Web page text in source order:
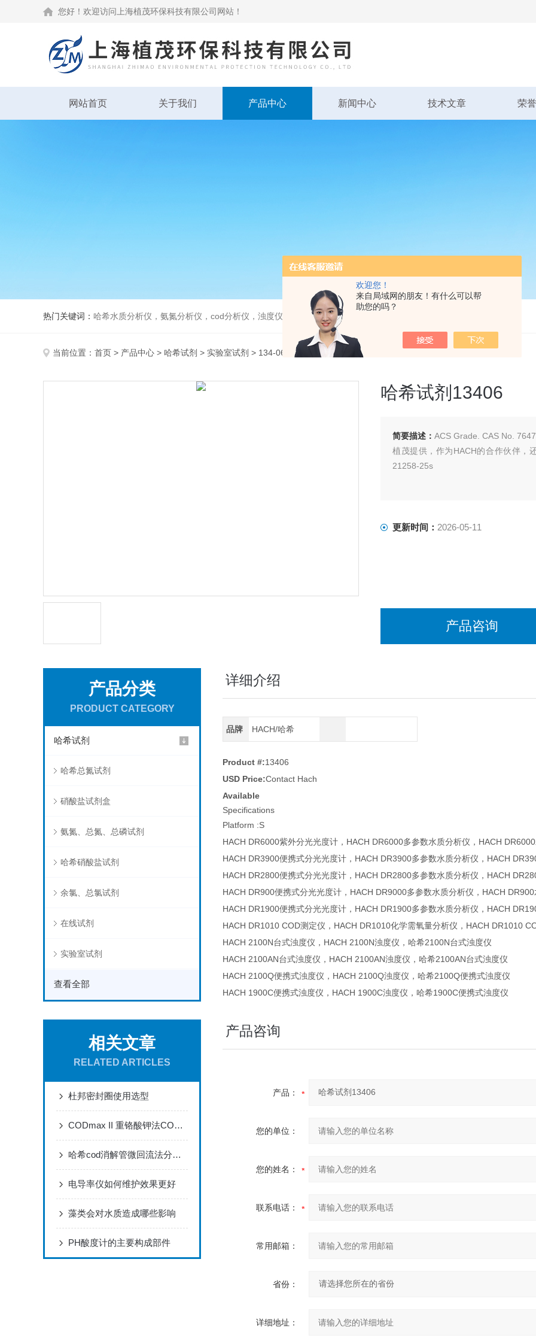
欢迎您！
来自局域网的朋友！有什么可以帮
助您的吗？
您好！欢迎访问上海植茂环保科技有限公司网站！
网站首页 关于我们 产品中心 新闻中心 技术文章 荣
热门关键词： 哈希水质分析仪，氨氮分析仪，cod分析仪，浊度仪，bod分析仪，溶解氧分析仪
当前位置： 首页 > 产品中心 > 哈希试剂 > 实验室试剂 > 134-06哈希试剂13406
哈希试剂13406
简要描述：ACS Grade. CAS No.
植茂提供，作为HACH的合作伙伴，
21258-25s
更新时间： 2026-05-11
产品咨询
产品分类
PRODUCT CATEGORY
哈希试剂
哈希总氮试剂
硝酸盐试剂盒
氨氮、总氮、总磷试剂
哈希硝酸盐试剂
余氯、总氯试剂
在线试剂
实验室试剂
查看全部
相关文章
RELATED ARTICLES
杜邦密封圈使用选型
CODmax II 重铬酸钾法COD分析仪器
哈希cod消解管微回流法分析步骤
电导率仪如何维护效果更好
藻类会对水质造成哪些影响
PH酸度计的主要构成部件
详细介绍
品牌 HACH/哈希
Product #:13406
USD Price:Contact Hach
Available
Specifications
Platform :S
HACH DR6000紫外分光光度计，HACH DR6000多参数水质分析仪，HACH
HACH DR3900便携式分光光度计，HACH DR3900多参数水质分析仪，HACH
HACH DR2800便携式分光光度计，HACH DR2800多参数水质分析仪，HACH
HACH DR900便携式分光光度计，HACH DR9000多参数水质分析仪，HACH
HACH DR1900便携式分光光度计，HACH DR1900多参数水质分析仪，HACH
HACH DR1010 COD测定仪，HACH DR1010化学需氧量分析仪，HACH DR1010
HACH 2100N台式浊度仪，HACH 2100N浊度仪，哈希2100N台式浊度仪
HACH 2100AN台式浊度仪，HACH 2100AN浊度仪，哈希2100AN台式浊度仪
HACH 2100Q便携式浊度仪，HACH 2100Q浊度仪，哈希2100Q便携式浊度仪
HACH 1900C便携式浊度仪，HACH 1900C浊度仪，哈希1900C便携式浊度仪
产品咨询
产品：
您的单位：
您的姓名：
联系电话：
常用邮箱：
省份：
详细地址：